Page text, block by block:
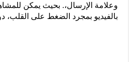
وعلامة الإرسال،. بحيث يمكن
بالفيديو بمجرد الضغط على القلب،